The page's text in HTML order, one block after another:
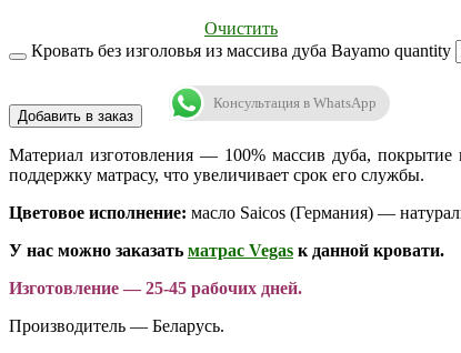
Очистить
Кровать без изголовья из массива дуба Bayamo quantity
Добавить в заказ
Консультация в WhatsApp
Материал изготовления — 100% массив дуба,
поддержку матрасу, что увеличивает срок его службы.
Цветовое исполнение: масло Saicos (Германия) —
У нас можно заказать матрас Vegas к данной кровати.
Изготовление — 25-45 рабочих дней.
Производитель — Беларусь.